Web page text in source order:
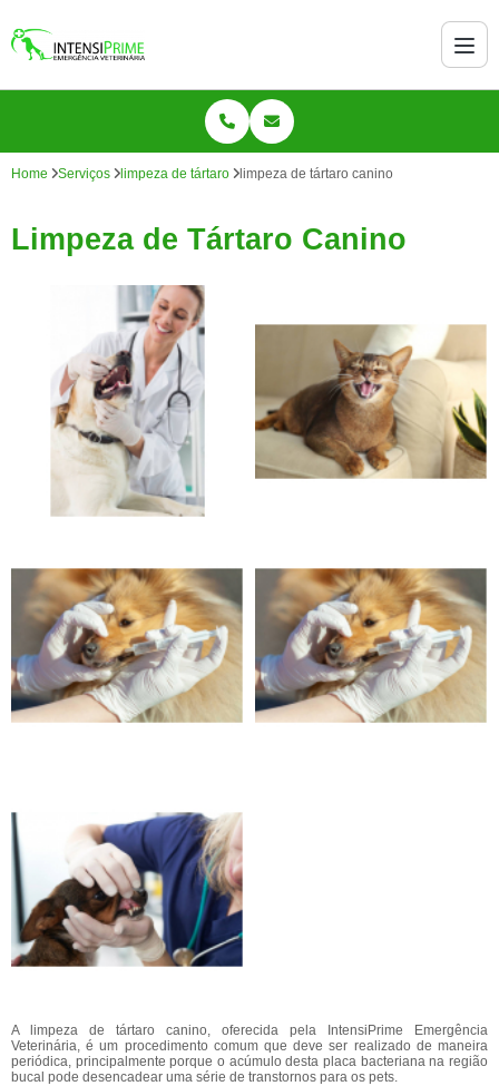
Home Serviços limpeza de tártaro limpeza de tártaro canino
Limpeza de Tártaro Canino
A limpeza de tártaro canino, oferecida pela IntensiPrime Emergência
Veterinária, é um procedimento comum que deve ser realizado de maneira
periódica, principalmente porque o acúmulo desta placa bacteriana na região
bucal pode desencadear uma série de transtornos para os pets.